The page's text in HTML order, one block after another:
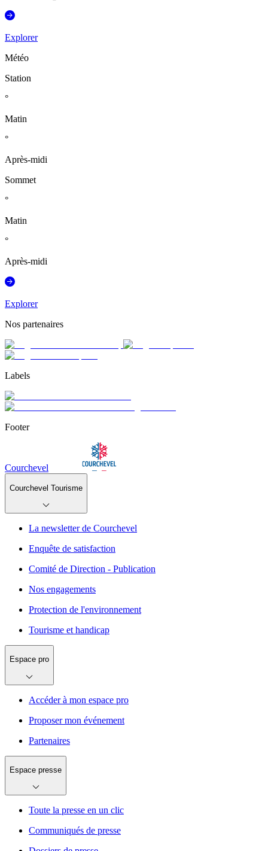
Explorer
Météo
Station
°
Matin
°
Après-midi
Sommet
°
Matin
°
Après-midi
Explorer
Nos partenaires
Labels
Footer
Courchevel
Courchevel Tourisme
La newsletter de Courchevel
Enquête de satisfaction
Comité de Direction - Publication
Nos engagements
Protection de l'environnement
Tourisme et handicap
Espace pro
Accéder à mon espace pro
Proposer mon événement
Partenaires
Espace presse
Toute la presse en un clic
Communiqués de presse